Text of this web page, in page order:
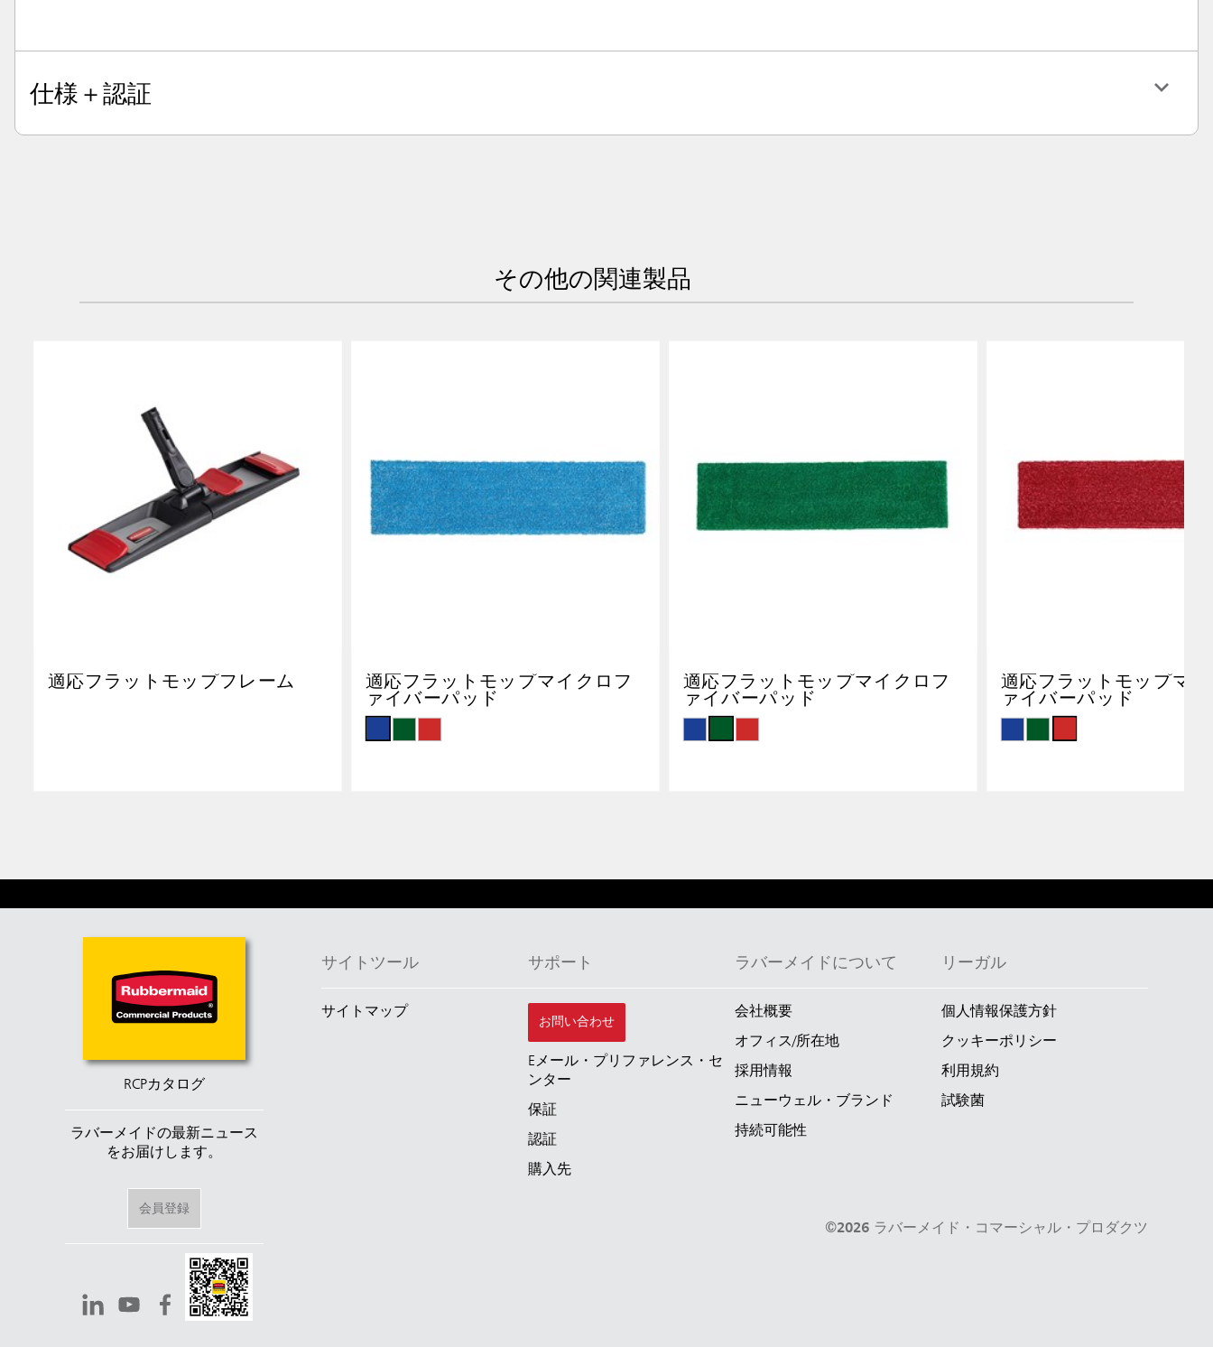
シンガポール
マレーシア
仕様＋認証
その他の関連製品
適応フラットモップフレーム
適応フラットモップマイクロフ
ァイバーパッド
適応フラットモップマイクロフ
ァイバーパッド
適応フラットモップマ
ァイバーパッド
RCPカタログ
ラバーメイドの最新ニュース
をお届けします。
会員登録
サイトツール
サイトマップ
サポート
お問い合わせ
Eメール・プリファレンス・セ
ンター
保証
認証
購入先
ラバーメイドについて
会社概要
オフィス/所在地
採用情報
ニューウェル・ブランド
持続可能性
リーガル
個人情報保護方針
クッキーポリシー
利用規約
試験菌
©2026 ラバーメイド・コマーシャル・プロダクツ